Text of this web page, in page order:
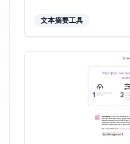
文本摘要工具